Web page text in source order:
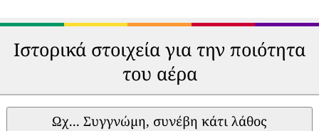
Ιστορικά στοιχεία για την ποιότητα
του αέρα
Ωχ... Συγγνώμη, συνέβη κάτι λάθος